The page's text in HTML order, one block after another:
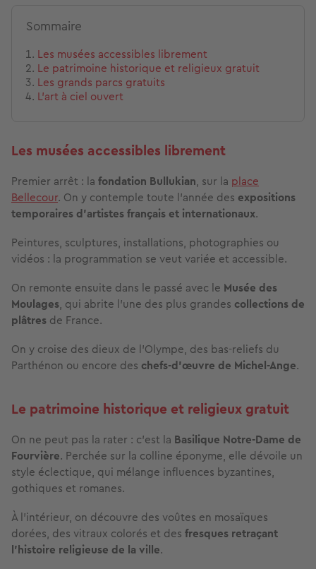
Sommaire
Les musées accessibles librement
Le patrimoine historique et religieux gratuit
Les grands parcs gratuits
L’art à ciel ouvert
Les musées accessibles librement
Premier arrêt : la fondation Bullukian, sur la place
Bellecour. On y contemple toute l’année des expositions
temporaires d’artistes français et internationaux.
Peintures, sculptures, installations, photographies ou
vidéos : la programmation se veut variée et accessible.
On remonte ensuite dans le passé avec le Musée des
Moulages, qui abrite l’une des plus grandes collections de
plâtres de France.
On y croise des dieux de l’Olympe, des bas-reliefs du
Parthénon ou encore des chefs-d’œuvre de Michel-Ange.
Le patrimoine historique et religieux gratuit
On ne peut pas la rater : c’est la Basilique Notre-Dame de
Fourvière. Perchée sur la colline éponyme, elle dévoile un
style éclectique, qui mélange influences byzantines,
gothiques et romanes.
À l’intérieur, on découvre des voûtes en mosaïques
dorées, des vitraux colorés et des fresques retraçant
l’histoire religieuse de la ville.